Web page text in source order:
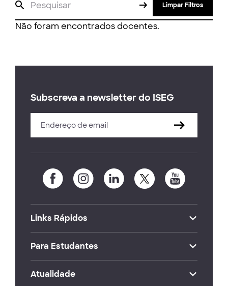
Limpar Filtros
Não foram encontrados docentes.
Subscreva a newsletter do ISEG
Links Rápidos
Para Estudantes
Atualidade